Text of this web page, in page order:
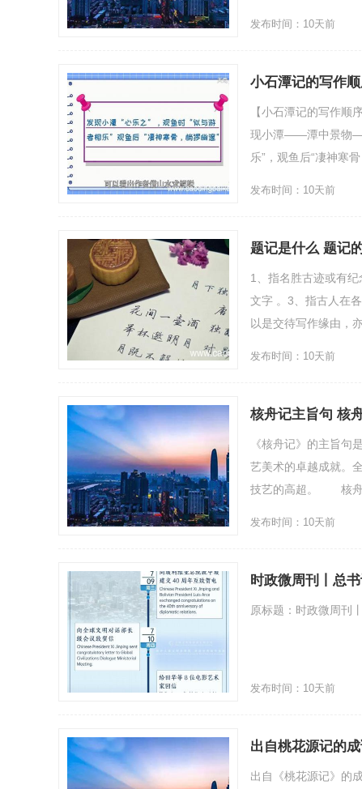
发布时间：10天前
小石潭记的写作
【小石潭记的写作顺
现小潭——潭中景物
乐”，观鱼后“凄神寒
发布时间：10天前
题记是什么 题记
1、指名胜古迹或有
文字 。3、指古人在
以是交待写作缘由，
发布时间：10天前
核舟记主旨句 核
《核舟记》的主旨句
艺美术的卓越成就。
技艺的高超。 核舟
发布时间：10天前
时政微周刊丨总
原标题：时政微周刊
发布时间：10天前
出自桃花源记的
出自《桃花源记》的